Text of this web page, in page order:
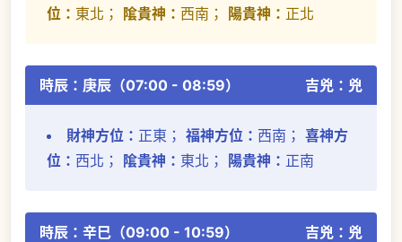
位： 東北； 隂貴神： 西南； 陽貴神： 正北
時辰：庚辰（07:00 - 08:59） 吉兇：兇
財神方位： 正東； 福神方位： 西南； 喜神方
位： 西北； 隂貴神： 東北； 陽貴神： 正南
時辰：辛巳（09:00 - 10:59） 吉兇：兇